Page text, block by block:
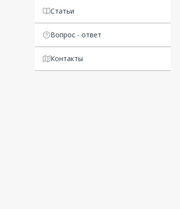
Статьи
Вопрос - ответ
Контакты